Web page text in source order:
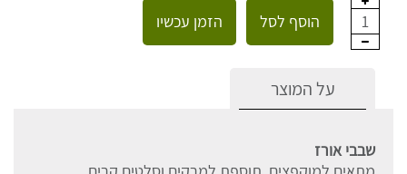
1 הוסף לסל הזמן עכשיו
על המוצר
שבבי אורז